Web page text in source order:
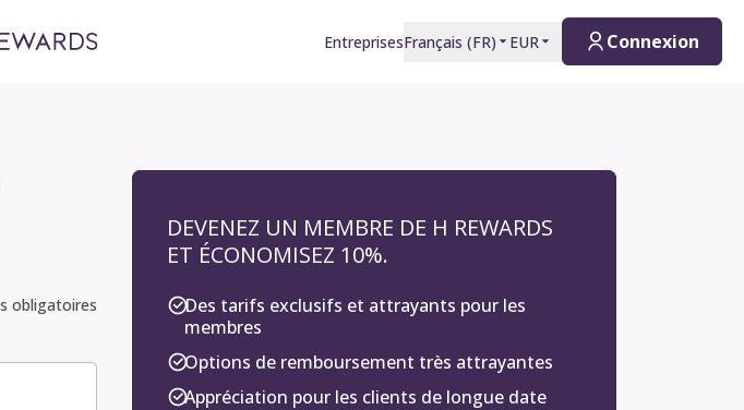
EntreprisesFrançais (FR) EUR Connexion
obligatoires
DEVENEZ UN MEMBRE DE H REWARDS
ET ÉCONOMISEZ 10%.
Des tarifs exclusifs et attrayants pour les
membres
Options de remboursement très attrayantes
Appréciation pour les clients de longue date